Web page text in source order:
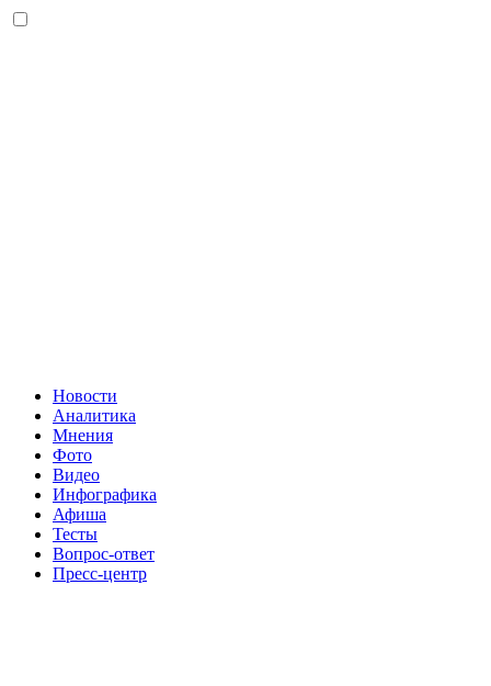
Новости
Аналитика
Мнения
Фото
Видео
Инфографика
Афиша
Тесты
Вопрос-ответ
Пресс-центр